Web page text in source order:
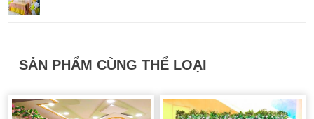
SẢN PHẨM CÙNG THỂ LOẠI